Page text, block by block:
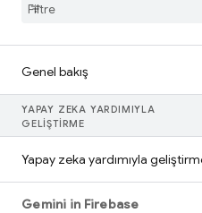
Genel bakış
YAPAY ZEKA YARDIMIYLA
GELIŞTIRME
Yapay zeka yardımıyla
Gemini in Firebase